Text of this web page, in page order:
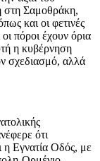
στη Σαμοθράκη,
και οι φετινές
πόροι έχουν όρια
η κυβέρνηση
σχεδιασμό, αλλά
ότι
η Εγνατία Οδός, με